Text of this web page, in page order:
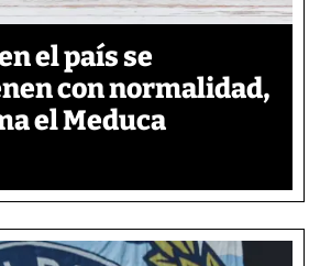
el país se
con normalidad,
el Meduca